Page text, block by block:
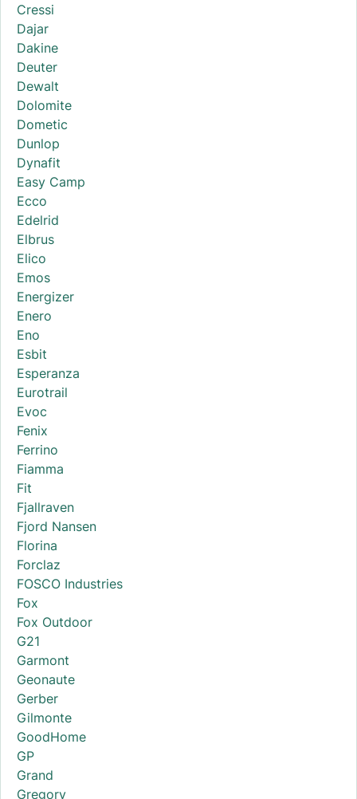
Cressi
Dajar
Dakine
Deuter
Dewalt
Dolomite
Dometic
Dunlop
Dynafit
Easy Camp
Ecco
Edelrid
Elbrus
Elico
Emos
Energizer
Enero
Eno
Esbit
Esperanza
Eurotrail
Evoc
Fenix
Ferrino
Fiamma
Fit
Fjallraven
Fjord Nansen
Florina
Forclaz
FOSCO Industries
Fox
Fox Outdoor
G21
Garmont
Geonaute
Gerber
Gilmonte
GoodHome
GP
Grand
Gregory